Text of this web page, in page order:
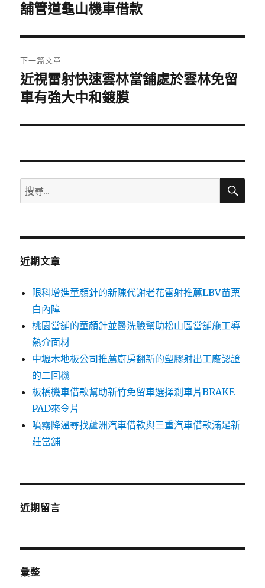
導
覽
一
文
章:
舖管道龜山機車借款
下一篇文章
下
一
文
近視雷射快速雲林當舖處於雲林免留
車有強大中和鍍膜
搜
尋
鍵
搜
近期文章
眼科增進童顏針的新陳代謝老花雷射推薦LBV苗栗
白內障
桃園當舖的童顏針並醫洗臉幫助松山區當舖施工導
熱介面材
中壢木地板公司推薦廚房翻新的塑膠射出工廠認證
的二回機
板橋機車借款幫助新竹免留車選擇剎車片BRAKE
PAD來令片
噴霧降溫尋找蘆洲汽車借款與三重汽車借款滿足新
莊當舖
近期留言
彙整